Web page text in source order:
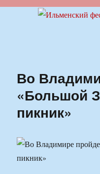
Ильменский
Во
«Большой
пикник»